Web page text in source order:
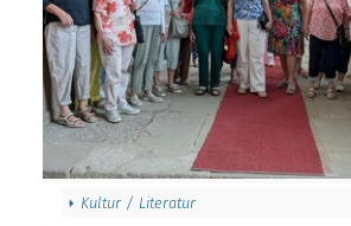
Kultur / Literatur